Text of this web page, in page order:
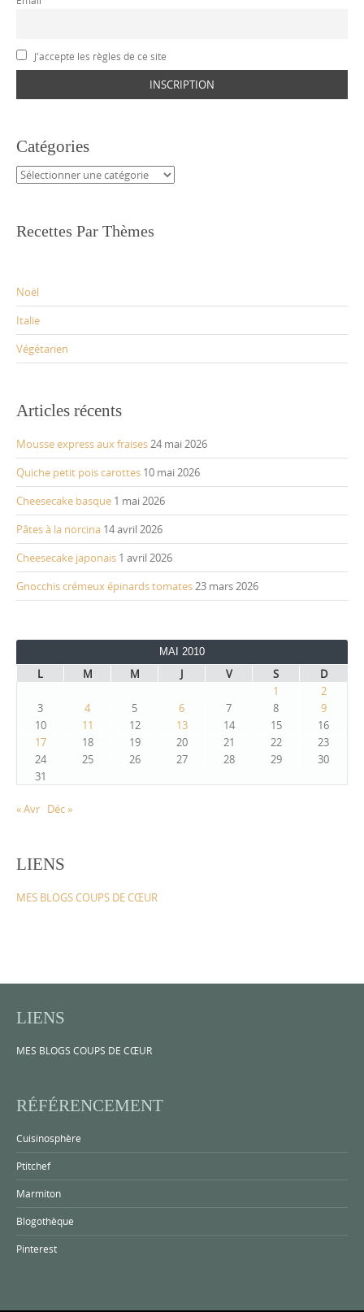
J'accepte les règles de ce site
Catégories
Catégories
Recettes Par Thèmes
Noël
Italie
Végétarien
Articles récents
Mousse express aux fraises24 mai 2026
Quiche petit pois carottes 10 mai 2026
Cheesecake basque 1 mai 2026
Pâtes à la norcina 14 avril 2026
Cheesecake japonais 1 avril 2026
Gnocchis crémeux épinards tomates23 mars 2026
MAI 2010
L M M J V S
D
1
2
3
4 5 6 7 8
9
10
11 12 13 14 15
16
17
18 19 20 21 22
23
24
25 26 27 28 29
30
31
« Avr Déc »
LIENS
MES BLOGS COUPS DE CŒUR
LIENS
MES BLOGS COUPS DE CŒUR
RÉFÉRENCEMENT
Cuisinosphère
Ptitchef
Marmiton
Blogothèque
Pinterest